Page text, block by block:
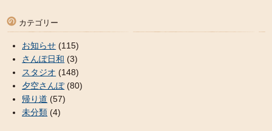
カテゴリー
お知らせ (115)
さんぽ日和 (3)
スタジオ (148)
夕空さんぽ(80)
帰り道 (57)
未分類 (4)